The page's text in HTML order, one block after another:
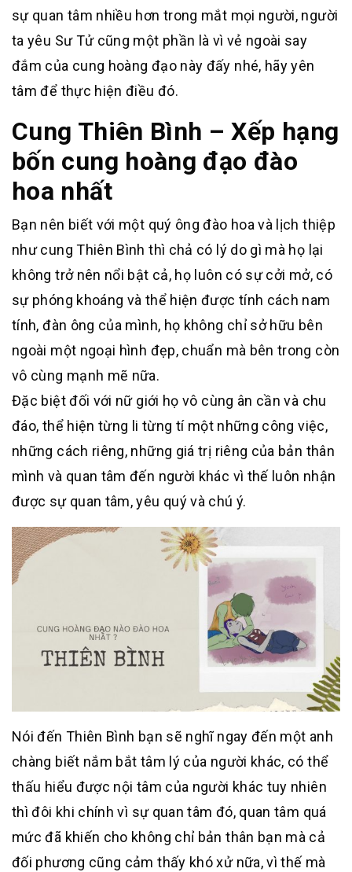
sự quan tâm nhiều hơn trong mắt mọi người, người
ta yêu Sư Tử cũng một phần là vì vẻ ngoài say
đắm của cung hoàng đạo này đấy nhé, hãy yên
tâm để thực hiện điều đó.
Cung Thiên Bình – Xếp hạng
bốn cung hoàng đạo đào
hoa nhất
Bạn nên biết với một quý ông đào hoa và lịch thiệp
như cung Thiên Bình thì chả có lý do gì mà họ lại
không trở nên nổi bật cả, họ luôn có sự cởi mở, có
sự phóng khoáng và thể hiện được tính cách nam
tính, đàn ông của mình, họ không chỉ sở hữu bên
ngoài một ngoại hình đẹp, chuẩn mà bên trong còn
vô cùng mạnh mẽ nữa.
Đặc biệt đối với nữ giới họ vô cùng ân cần và chu
đáo, thể hiện từng li từng tí một những công việc,
những cách riêng, những giá trị riêng của bản thân
mình và quan tâm đến người khác vì thế luôn nhận
được sự quan tâm, yêu quý và chú ý.
Nói đến Thiên Bình bạn sẽ nghĩ ngay đến một anh
chàng biết nắm bắt tâm lý của người khác, có thể
thấu hiểu được nội tâm của người khác tuy nhiên
thì đôi khi chính vì sự quan tâm đó, quan tâm quá
mức đã khiến cho không chỉ bản thân bạn mà cả
đối phương cũng cảm thấy khó xử nữa, vì thế mà